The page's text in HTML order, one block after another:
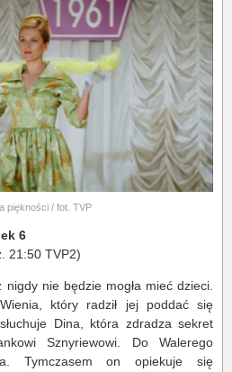
piękności / fot. TVP
6
21:50 TVP2)
nie będzie mogła mieć dzieci.
który radził jej poddać się
Dina, która zdradza sekret
Sznyriewowi. Do Walerego
Tymczasem on opiekuje się